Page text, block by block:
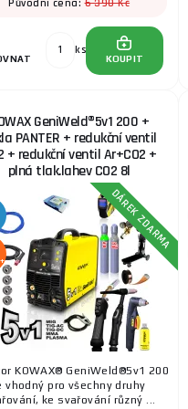
elektroda s
1 KUS
svarový kov typu
dobrá o ...
mm
Původní cena:6 390 Kč
ks
KOUPIT
GeniWeld®5v1 200 +
PANTER + redukční ventil
+ redukční ventil Ar+CO2 +
plná tlak.lahev CO2 8l
DÁREK ZDARMA
KOWAX® GeniWeld®5v1 200
vhodný pro všechny druhy
ke svařování různý ...